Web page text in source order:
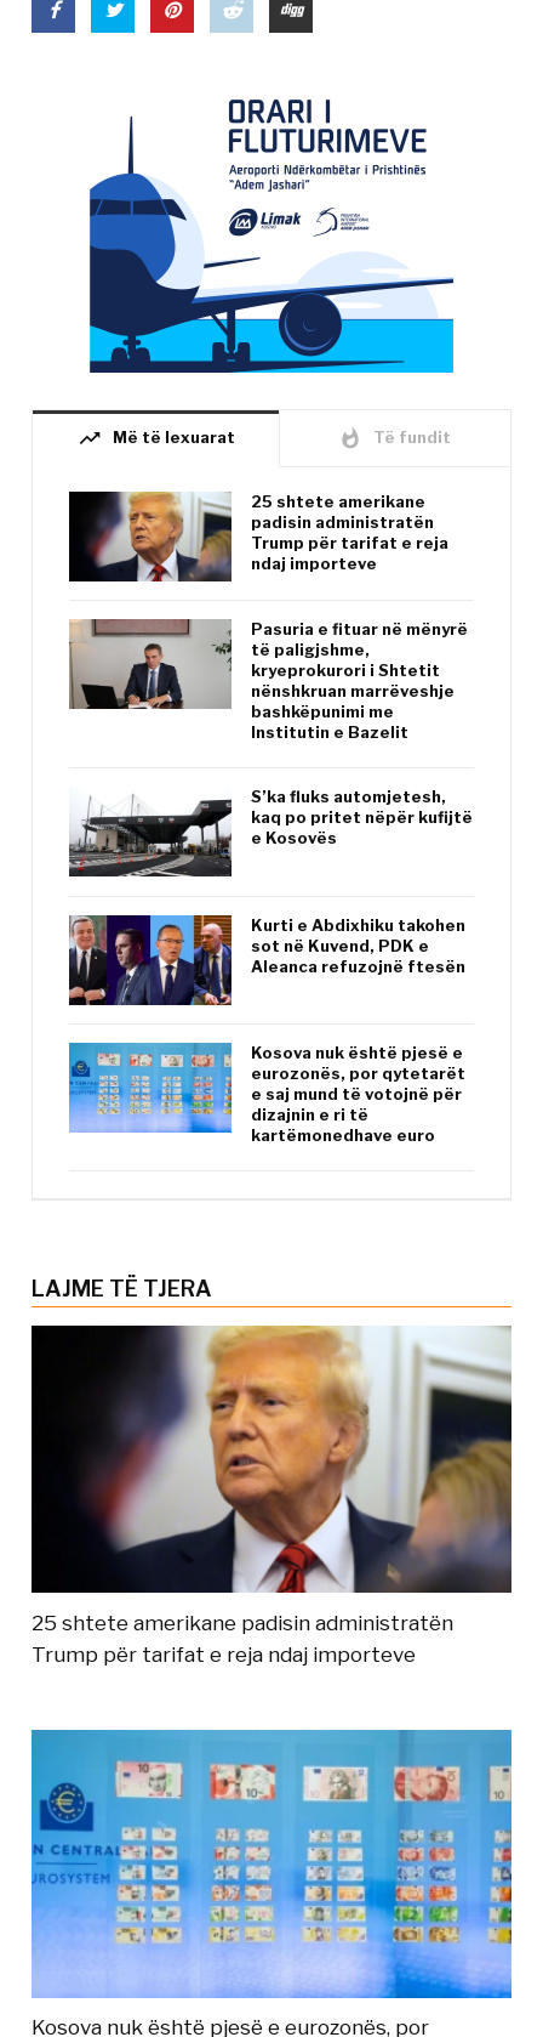
trending_up Më të lexuarat whatshot Të fundit
25 shtete amerikane
padisin administratën
Trump për tarifat e reja
ndaj importeve
Pasuria e fituar në mënyrë
të paligjshme,
kryeprokurori i Shtetit
nënshkruan marrëveshje
bashkëpunimi me
Institutin e Bazelit
S’ka fluks automjetesh,
kaq po pritet nëpër kufijtë
e Kosovës
Kurti e Abdixhiku takohen
sot në Kuvend, PDK e
Aleanca refuzojnë ftesën
Kosova nuk është pjesë e
eurozonës, por qytetarët
e saj mund të votojnë për
dizajnin e ri të
kartëmonedhave euro
LAJME TË TJERA
25 shtete amerikane padisin administratën
Trump për tarifat e reja ndaj importeve
Kosova nuk është pjesë e eurozonës, por